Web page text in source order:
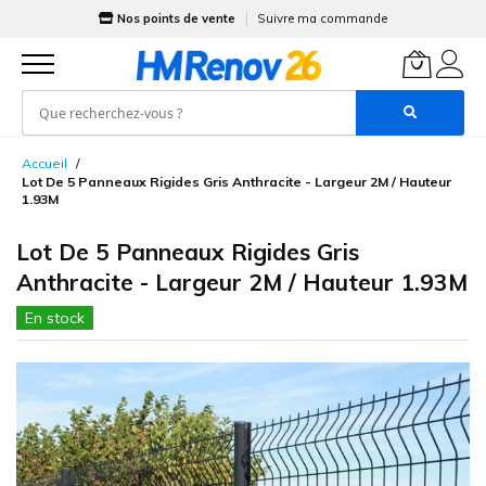
Nos points de vente Suivre ma commande
contenu
Accueil
Lot De 5 Panneaux Rigides Gris Anthracite - Largeur 2M / Hauteur
1.93M
Lot De 5 Panneaux Rigides Gris
Anthracite - Largeur 2M / Hauteur 1.93M
En stock
end
of
the